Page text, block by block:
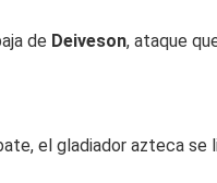
de Deiveson, ataque
el gladiador azteca se